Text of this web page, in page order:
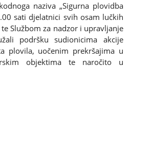
naziva „Sigurna plovidba
sati djelatnici svih osam lučkih
Službom za nadzor i upravljanje
podršku sudionicima akcije
plovila, uočenim prekršajima u
objektima te naročito u